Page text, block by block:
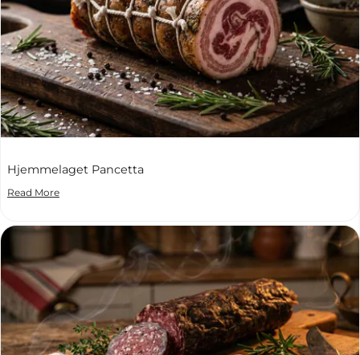
Hjemmelaget Pancetta
Read More